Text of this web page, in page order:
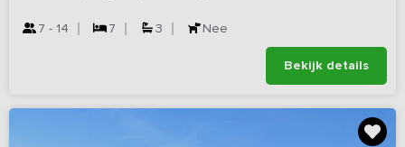
7 - 14 7 3 Nee
Bekijk details